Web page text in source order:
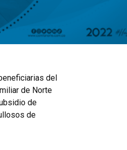
del
de Norte
de
de